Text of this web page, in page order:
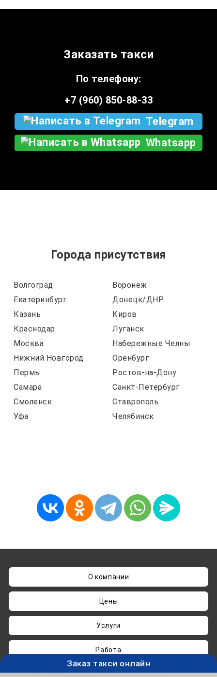
Заказать такси
По телефону:
+7 (960) 850-88-33
Telegram
Whatsapp
Города присутствия
Волгоград
Воронеж
Екатеринбург
Донецк/ДНР
Казань
Киров
Краснодар
Луганск
Москва
Набережные Челны
Нижний Новгород
Оренбург
Пермь
Ростов-на-Дону
Самара
Санкт-Петербург
Смоленск
Ставрополь
Уфа
Челябинск
О компании
Цены
Услуги
Работа
Заказ такси онлайн